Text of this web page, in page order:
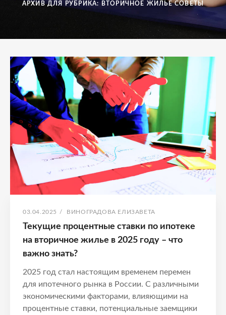
АРХИВ ДЛЯ
РУБРИКА: ВТОРИЧНОЕ ЖИЛЬЕ СОВЕТЫ
Рубрика:
Вторичное
жилье
советы
ОПУБЛИКОВАНО
03.04.2025 / АВТОР:
ВИНОГРАДОВА ЕЛИЗАВЕТА
Текущие процентные ставки по ипотеке
на вторичное жилье в 2025 году – что
важно знать?
2025 год стал настоящим временем перемен
для ипотечного рынка в России. С различными
экономическими факторами, влияющими на
процентные ставки, потенциальные заемщики